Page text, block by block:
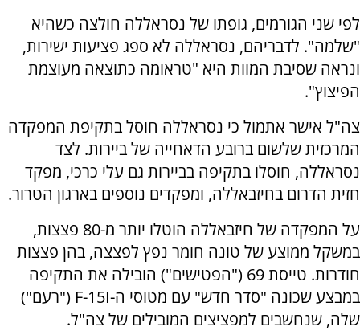
לפי שני הגורמים, גופתו של נסראללה חולצה כשהיא
"שלמה". לדבריהם, נסראללה לא ספג פציעות ישירות,
ונראה שסיבת המוות היא "טראומה כתוצאה מעוצמת
הפיצוץ".
צה"ל אישר אתמול כי נסראללה חוסל בתקיפת המפקדה
המרכזית שלשום ברובע הדאחייה של ביירות. לצד
נסראללה, חוסלו בתקיפה בביירות גם עלי כרכי, מפקד
חזית הדרום בחיזבאללה, ומפקדים נוספים בארגון הטרור.
על המפקדה של חיזבאללה הוטלו יותר מ-80 פצצות,
במשקל ממוצע של טונה חומר נפץ לפצצה, בהן פצצות
חודרות. טייסת 69 ("הפטישים") הובילה את התקיפה
במבצע שכונה "סדר חדש" עם מטוסי ה-F-15I ("רעם")
שלה, שנחשבים למפציצים המובילים של צה"ל.